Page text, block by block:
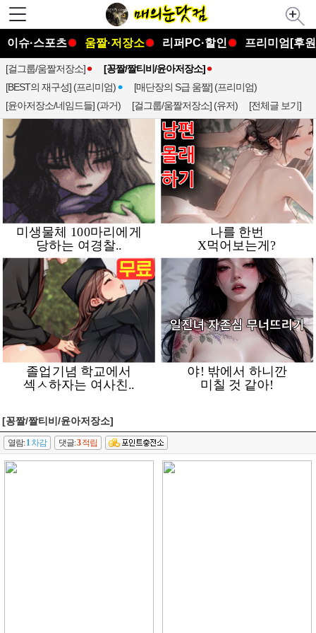
이슈·스포츠 움짤·저장소 리퍼PC·할인 프리미엄[후
[걸그룹/움짤저장소]
[꽁짤/짤티비/윤아저장소]
[BEST의 재구성] (프리미엄)
[매단장의 S급 움짤] (프리미엄)
[윤아저장소/네임드들] (과거)
[걸그룹/움짤저장소] (유저) [전체글 보기]
[꽁짤/짤티비/윤아저장소]
열람:1차감 댓글:3적립